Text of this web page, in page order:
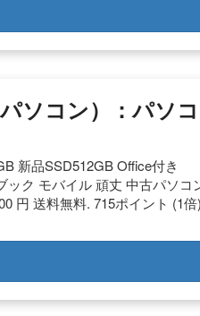
ソコン）：パソコ
新品SSD512GB Office付き
ック モバイル 頑丈 中古パソコ
円 送料無料. 715ポイント (1倍)